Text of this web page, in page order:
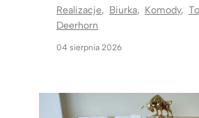
Realizacje, Biurka, Komody,
Deerhorn
04 sierpnia 2026